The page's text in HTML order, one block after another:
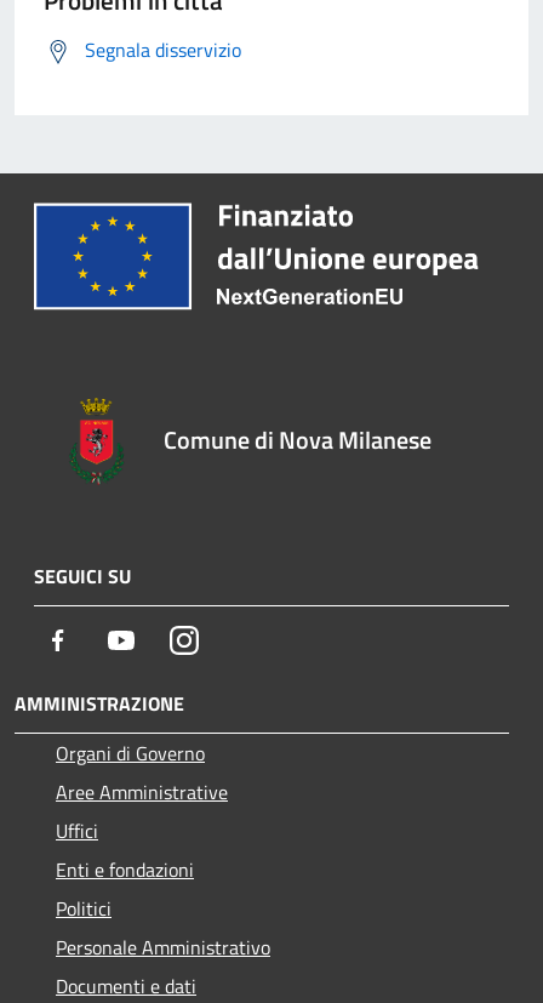
Segnala disservizio
Comune di Nova Milanese
SEGUICI SU
Facebook YoutubeInstagram
AMMINISTRAZIONE
Organi di Governo
Aree Amministrative
Uffici
Enti e fondazioni
Politici
Personale Amministrativo
Documenti e dati